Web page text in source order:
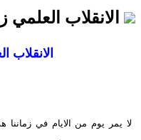
الانقلاب
الانقلاب
لا يمر يوم من الايام في زماننا